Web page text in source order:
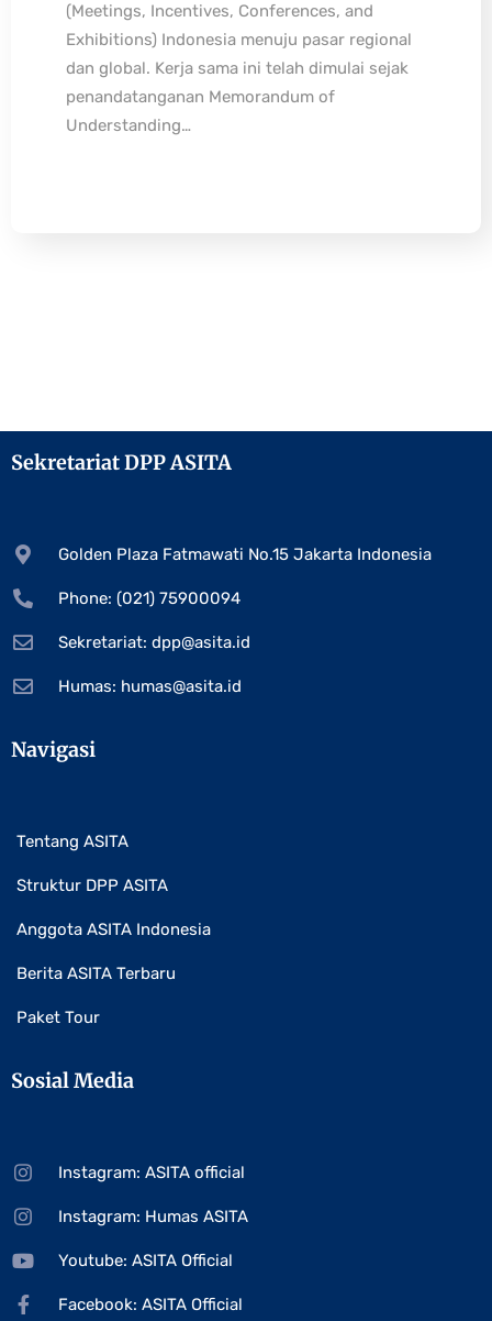
(Meetings, Incentives, Conferences, and
Exhibitions) Indonesia menuju pasar regional
dan global. Kerja sama ini telah dimulai sejak
penandatanganan Memorandum of
Understanding…
Sekretariat DPP ASITA
Golden Plaza Fatmawati No.15 Jakarta Indonesia
Phone: (021) 75900094
Sekretariat: dpp@asita.id
Humas: humas@asita.id
Navigasi
Tentang ASITA
Struktur DPP ASITA
Anggota ASITA Indonesia
Berita ASITA Terbaru
Paket Tour
Sosial Media
Instagram: ASITA official
Instagram: Humas ASITA
Youtube: ASITA Official
Facebook: ASITA Official